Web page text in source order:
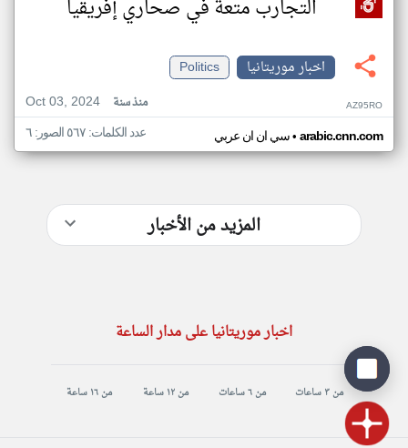
التجارب متعة في صحاري إفريقيا
اخبار موريتانيا
Politics
Oct 03, 2024
منذ سنة AZ95RO
سي ان ان عربي• arabic.cnn.com عدد الكلمات: ٥٦٧ الصور: ٦
المزيد من الأخبار
اخبار موريتانيا على مدار الساعة
من ٣ ساعات من ٦ ساعات من ١٢ ساعة من ١٦ ساعة